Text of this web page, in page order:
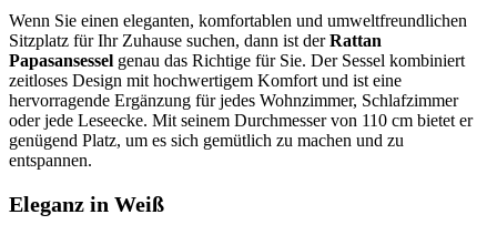
Wenn Sie einen eleganten, komfortablen und umweltfreundlichen
Sitzplatz für Ihr Zuhause suchen, dann ist derRattan
Papasansessel genau das Richtige für Sie. Der Sessel kombiniert
zeitloses Design mit hochwertigem Komfort und ist eine
hervorragende Ergänzung für jedes Wohnzimmer, Schlafzimmer
oder jede Leseecke. Mit seinem Durchmesser von 110 cm bietet er
genügend Platz, um es sich gemütlich zu machen und zu
entspannen.
Eleganz in Weiß